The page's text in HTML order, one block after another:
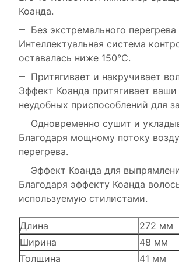
Коанда.
Без экстремального перегрева
Интеллектуальная система
оставалась ниже 150°C.
Притягивает и накручивает
Эффект Коанда притягивает
неудобных приспособлений для
Одновременно сушит и
Благодаря мощному потоку
перегрева.
Эффект Коанда для
Благодаря эффекту Коанда
используемую стилистами.
Длина
272 мм
Ширина
48 мм
Толщина
41 мм